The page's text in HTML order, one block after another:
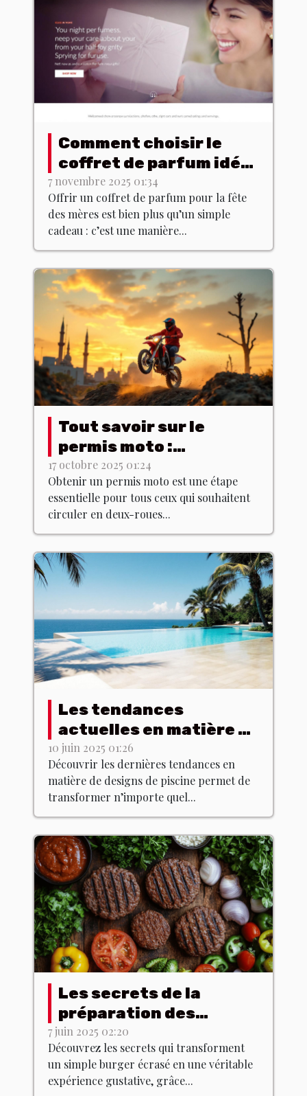
Comment choisir le
coffret de parfum idéal
pour la fête des mères
?
7 novembre 2025 01:34
Offrir un coffret de parfum pour la fête
des mères est bien plus qu’un simple
cadeau : c’est une manière...
Tout savoir sur le
permis moto :
formation et examen
17 octobre 2025 01:24
Obtenir un permis moto est une étape
essentielle pour tous ceux qui souhaitent
circuler en deux-roues...
Les tendances
actuelles en matière de
designs de piscine
10 juin 2025 01:26
Découvrir les dernières tendances en
matière de designs de piscine permet de
transformer n’importe quel...
Les secrets de la
préparation des
burgers écrasés avec
des produits du terroir
7 juin 2025 02:20
Découvrez les secrets qui transforment
un simple burger écrasé en une véritable
expérience gustative, grâce...